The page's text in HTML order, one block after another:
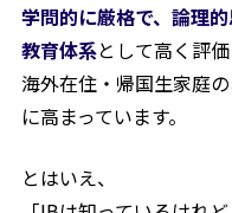
学問的に厳格で、論理
教育体系として高く評価
海外在住・帰国生家庭
に高まっています。
とはいえ、